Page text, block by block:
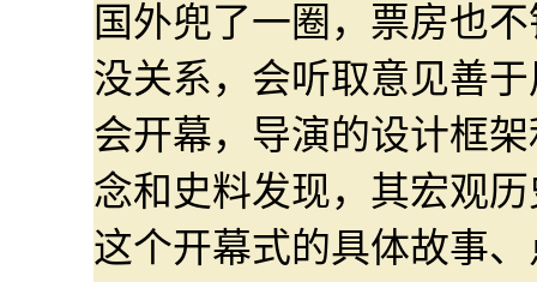
国外兜了一圈，票房也
没关系，会听取意见善
会开幕，导演的设计框
念和史料发现，其宏观
这个开幕式的具体故事